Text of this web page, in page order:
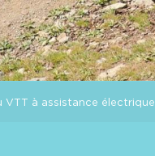
à assistance électrique